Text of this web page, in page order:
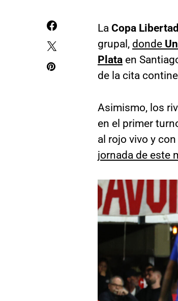
La Copa
grupal, donde
Plata en
de la cita
Asimismo, los
en el primer
al rojo vivo y
jornada de este